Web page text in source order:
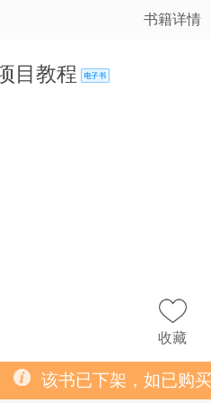
书籍详情
目教程
收藏
该书已下架，如已购